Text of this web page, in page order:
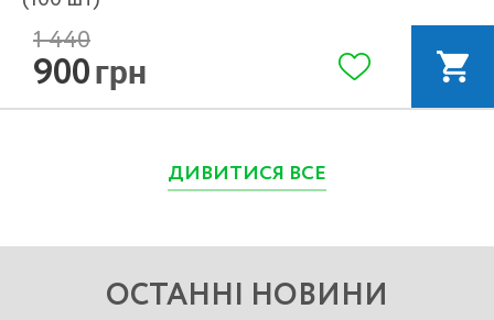
1 440
900грн
ДИВИТИСЯ ВСЕ
ОСТАННІ НОВИНИ